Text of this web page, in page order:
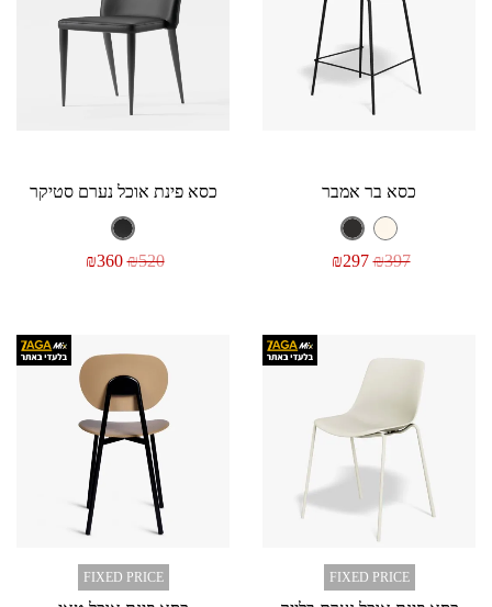
כסא בר אמבר
₪397
₪297
כסא פינת אוכל נערם סטיקר
₪520
₪360
FIXED PRICE
FIXED PRICE